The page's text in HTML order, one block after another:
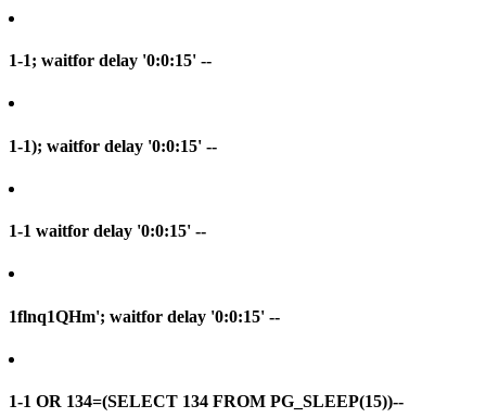
1-1; waitfor delay '0:0:15' --
1-1); waitfor delay '0:0:15' --
1-1 waitfor delay '0:0:15' --
1flnq1QHm'; waitfor delay '0:0:15' --
1-1 OR 134=(SELECT 134 FROM PG_SLEEP(15))--